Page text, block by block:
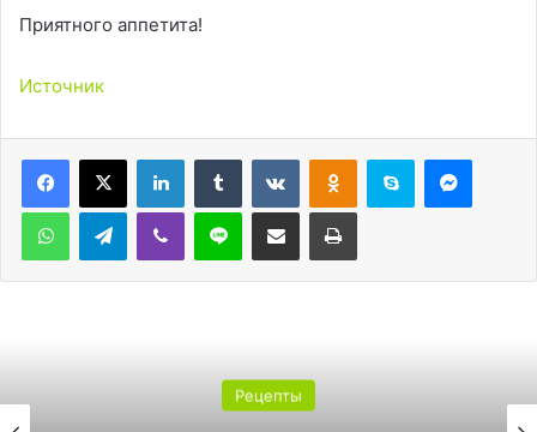
Приятного аппетита!
Источник
LinkedInTumblr ВконтактеОдноклассники
Skype
WhatsAppTelegramViber Line Поделиться через электронную почту Печатать
Рецепты